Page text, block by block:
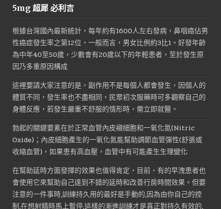
格：
5mg 超犀 必利吉
根據台灣國內最新統計，每年約有1600人左右發病，鼻咽癌佔男
性癌症發生率之第12位，一般而言，男女比例約3比1。好發年齡
為中年40至50歲，少數會有20歲以下的年輕患者，至於發生原
因乃多重原因構成
這裡要請大家注意的是，副作用不是每個人都會發生，因個人的
體質不同，發生率也不盡相同，民眾初次服藥時可多觀察自己的
身體反應，若發生嚴重不舒服的情形時，需立即就醫。
勃起的關鍵要素在於正常血管內皮襯細胞和一氧化氮(Nitric
Oxide)；內皮細胞產生的一氧化氮能幫助調節血管彈性(舒張或
收縮血管)，如果患有高血壓，血管中有可能產生生理變化
在幫助延時方面發揮的效果也值得肯定，目前，有的早洩患者也
會使用它來幫助自己達到不錯的延時和改善行房時間效果。但要
注意的一件事時,訓練持久用的最好是手動的,因為由你自己的控
制,在想射精時馬上暫停,這樣的漸進訓練才是真正對持久有效的,